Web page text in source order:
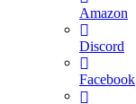
Amazon
Discord
Facebook